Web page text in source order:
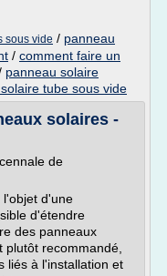
sous vide / panneau
/ comment faire un
panneau solaire
tube sous vide
solaires -
de
l'objet d'une
d'étendre
des panneaux
recommandé,
liés à l'installation et